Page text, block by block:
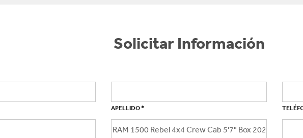
Solicitar Información
APELLIDO*